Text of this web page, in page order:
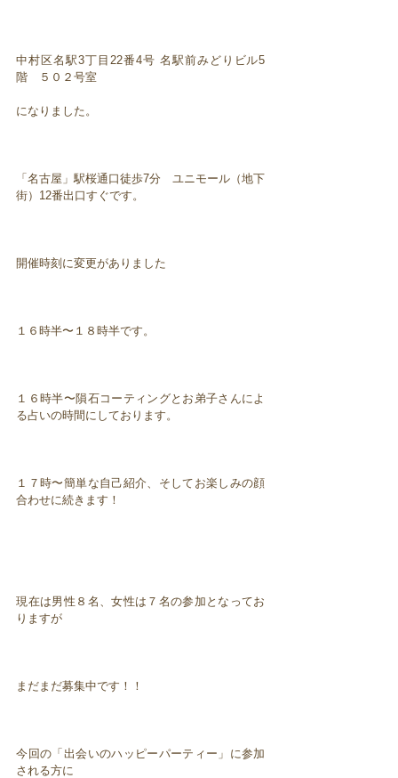
中村区名駅3丁目22番4号 名駅前みどりビル5
階 ５０２号室
になりました。
「名古屋」駅桜通口徒歩7分 ユニモール（地下
街）12番出口すぐです。
開催時刻に変更がありました
１６時半〜１８時半です。
１６時半〜隕石コーティングとお弟子さんによ
る占いの時間にしております。
１７時〜簡単な自己紹介、そしてお楽しみの顔
合わせに続きます！
現在は男性８名、女性は７名の参加となってお
りますが
まだまだ募集中です！！
今回の「出会いのハッピーパーティー」に参加
される方に